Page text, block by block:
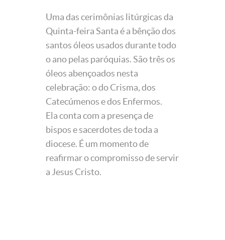
Uma das cerimônias litúrgicas da
Quinta-feira Santa é a bênção dos
santos óleos usados durante todo
o ano pelas paróquias. São três os
óleos abençoados nesta
celebração: o do Crisma, dos
Catecúmenos e dos Enfermos.
Ela conta com a presença de
bispos e sacerdotes de toda a
diocese. É um momento de
reafirmar o compromisso de servir
a Jesus Cristo.